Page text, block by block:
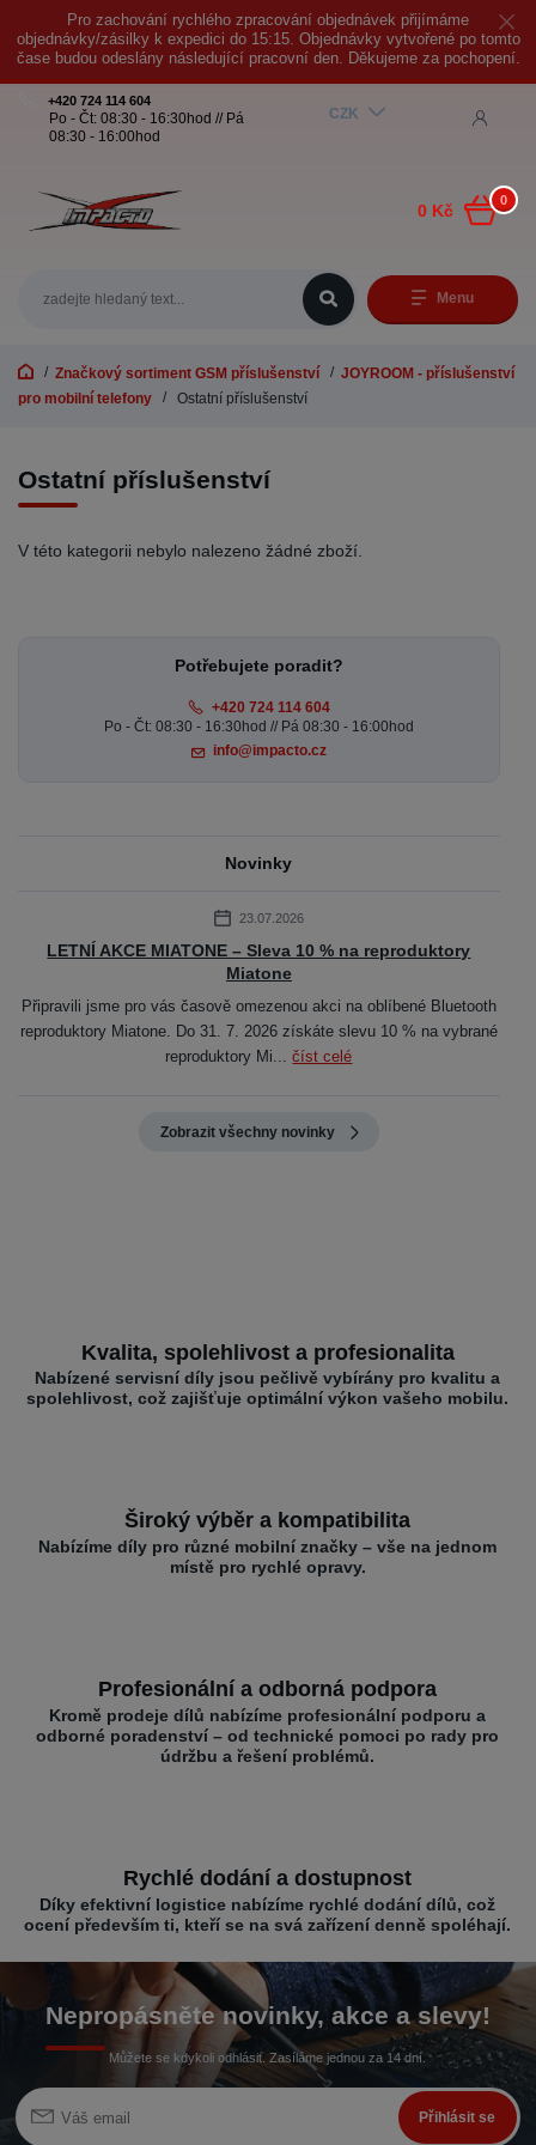
Pro zachování rychlého zpracování objednávek přijímáme
objednávky/zásilky k expedici do 15:15. Objednávky vytvořené po tomto
čase budou odeslány následující pracovní den. Děkujeme za pochopení.
Menu
CZK
+420 724 114 604
Po - Čt: 08:30 - 16:30hod // Pá
08:30 - 16:00hod
0
0 Kč
Značkový sortiment GSM příslušenství
JOYROOM - příslušenství
pro mobilní telefony
Ostatní příslušenství
Ostatní příslušenství
V této kategorii nebylo nalezeno žádné zboží.
Potřebujete poradit?
+420 724 114 604
Po - Čt: 08:30 - 16:30hod // Pá 08:30 - 16:00hod
info@impacto.cz
Novinky
23.07.2026
LETNÍ AKCE MIATONE – Sleva 10 % na reproduktory
Miatone
Připravili jsme pro vás časově omezenou akci na oblíbené Bluetooth
reproduktory Miatone. Do 31. 7. 2026 získáte slevu 10 % na vybrané
reproduktory Mi...číst celé
Zobrazit všechny novinky
Kvalita, spolehlivost a profesionalita
Nabízené servisní díly jsou pečlivě vybírány pro kvalitu a
spolehlivost, což zajišťuje optimální výkon vašeho mobilu.
Široký výběr a kompatibilita
Nabízíme díly pro různé mobilní značky – vše na jednom
místě pro rychlé opravy.
Profesionální a odborná podpora
Kromě prodeje dílů nabízíme profesionální podporu a
odborné poradenství – od technické pomoci po rady pro
údržbu a řešení problémů.
Rychlé dodání a dostupnost
Díky efektivní logistice nabízíme rychlé dodání dílů, což
ocení především ti, kteří se na svá zařízení denně spoléhají.
Nepropásněte novinky, akce a slevy!
Můžete se kdykoli odhlásit. Zasíláme jednou za 14 dní.
Přihlásit se